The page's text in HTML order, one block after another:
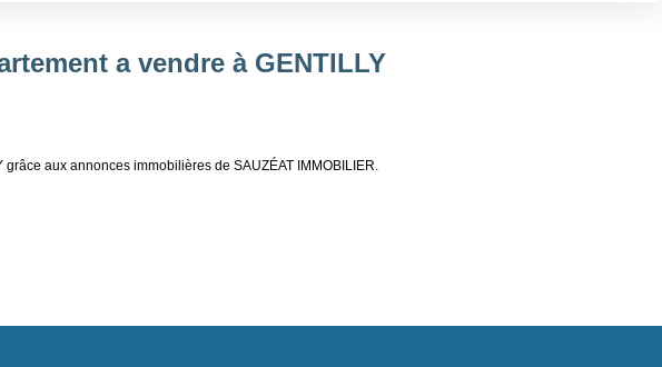
a vendre à GENTILLY
aux annonces immobilières de SAUZÉAT IMMOBILIER.